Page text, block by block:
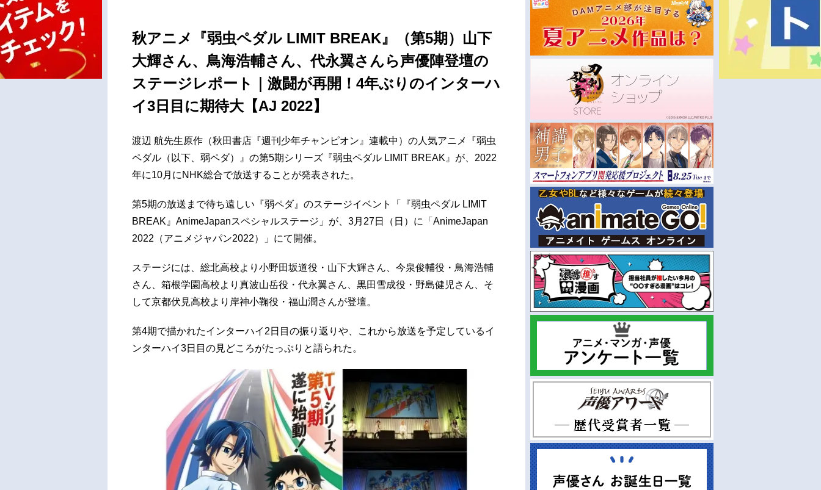
秋アニメ『弱虫ペダル LIMIT BREAK』（第5期）山下
大輝さん、鳥海浩輔さん、代永翼さんら声優陣登壇の
ステージレポート｜激闘が再開！4年ぶりのインターハ
イ3日目に期待大【AJ 2022】
渡辺 航先生原作（秋田書店『週刊少年チャンピオン』連載中）の人気アニメ『弱虫
ペダル（以下、弱ペダ）』の第5期シリーズ『弱虫ペダル LIMIT BREAK』が、2022
年に10月にNHK総合で放送することが発表された。
第5期の放送まで待ち遠しい『弱ペダ』のステージイベント「『弱虫ペダル LIMIT
BREAK』AnimeJapanスペシャルステージ」が、3月27日（日）に「AnimeJapan
2022（アニメジャパン2022）」にて開催。
ステージには、総北高校より小野田坂道役・山下大輝さん、今泉俊輔役・鳥海浩輔
さん、箱根学園高校より真波山岳役・代永翼さん、黒田雪成役・野島健児さん、そ
して京都伏見高校より岸神小鞠役・福山潤さんが登壇。
第4期で描かれたインターハイ2日目の振り返りや、これから放送を予定しているイ
ンターハイ3日目の見どころがたっぷりと語られた。